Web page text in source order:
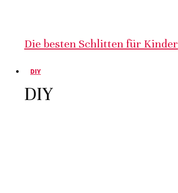
Die besten Schlitten für Kinder
DIY
DIY